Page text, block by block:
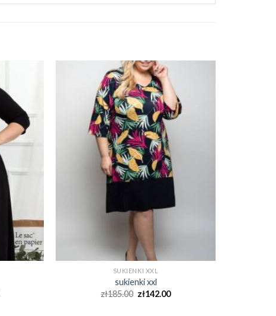
SUKIENKI XXL
sukienki xxl
zł185.00 zł142.00